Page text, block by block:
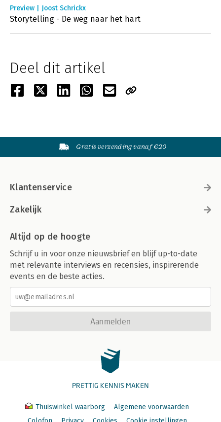
Preview | Joost Schrickx
Storytelling - De weg naar het hart
Deel dit artikel
Gratis verzending vanaf €20
Klantenservice
Zakelijk
Altijd op de hoogte
Schrijf u in voor onze nieuwsbrief en blijf up-to-date
met relevante interviews en recensies, inspirerende
events en de beste acties.
Aanmelden
PRETTIG KENNIS MAKEN
Thuiswinkel waarborg
Algemene voorwaarden